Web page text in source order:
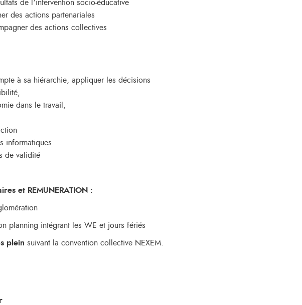
de l’intervention socio-éducative
des actions partenariales
des actions collectives
à sa hiérarchie, appliquer les décisions
dans le travail,
informatiques
de validité
et REMUNERATION :
planning intégrant les WE et jours fériés
plein suivant la convention collective NEXEM.